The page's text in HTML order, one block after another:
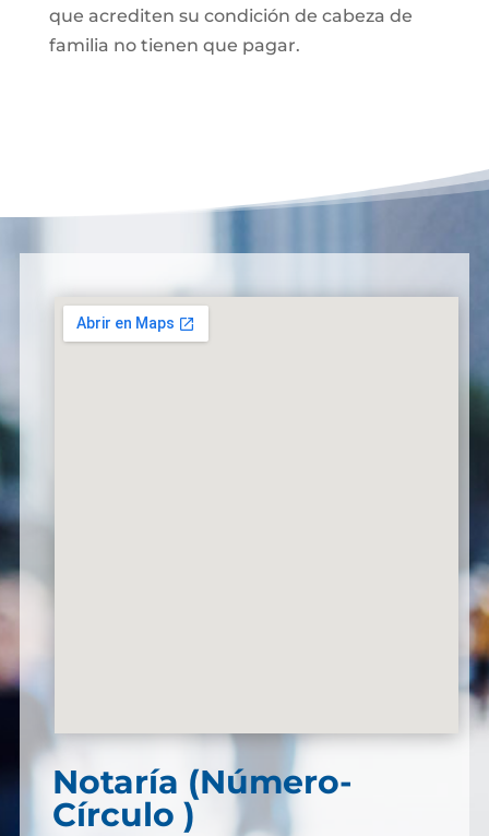
que acrediten su condición de cabeza de
familia no tienen que pagar.
Notaría (Número-
Círculo )